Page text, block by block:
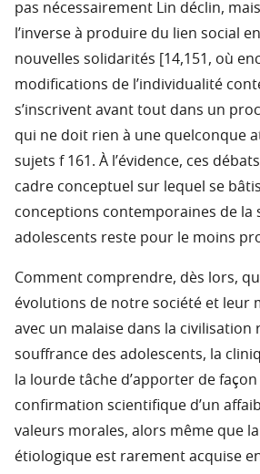
pas nécessairement Lin déclin,
l’inverse à produire du lien social
nouvelles solidarités [14,151, où
modifications de l’individualité
s’inscrivent avant tout dans un
qui ne doit rien à une quelconque
sujets f 161. À l’évidence, ces
cadre conceptuel sur lequel se
conceptions contemporaines de la
adolescents reste pour le moins
Comment comprendre, dès lors,
évolutions de notre société et leur
avec un malaise dans la civilisation
souffrance des adolescents, la
la lourde tâche d’apporter de façon
confirmation scientifique d’un
valeurs morales, alors même que
étiologique est rarement acquise